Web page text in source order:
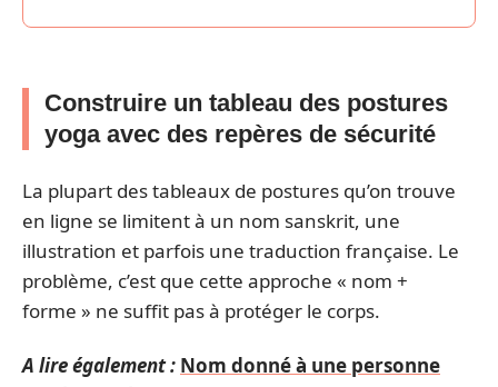
Construire un tableau des postures
yoga avec des repères de sécurité
La plupart des tableaux de postures qu’on trouve
en ligne se limitent à un nom sanskrit, une
illustration et parfois une traduction française. Le
problème, c’est que cette approche « nom +
forme » ne suffit pas à protéger le corps.
A lire également : Nom donné à une personne